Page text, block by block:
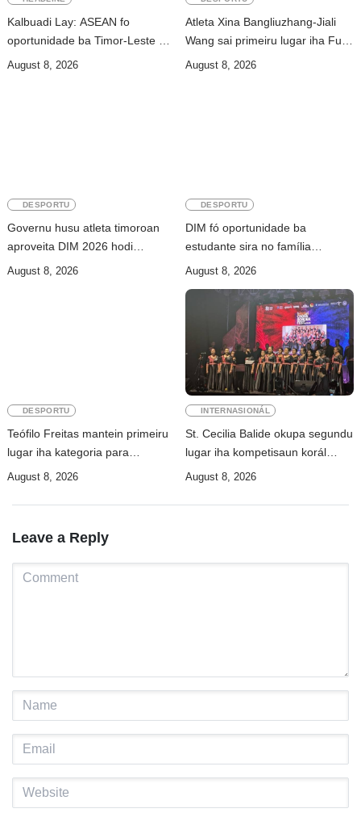
Kalbuadi Lay: ASEAN fo
oportunidade ba Timor-Leste atu
aselera transforma ekonomia
August 8, 2026
Atleta Xina Bangliuzhang-Jiali
Wang sai primeiru lugar iha Full
Maratona 42Km
August 8, 2026
DESPORTU
Governu husu atleta timoroan
aproveita DIM 2026 hodi
dezenvolve kapasidade
August 8, 2026
DESPORTU
DIM fó oportunidade ba
estudante sira no família
partisipa iha ambiente saudável
August 8, 2026
DESPORTU
Teófilo Freitas mantein primeiru
lugar iha kategoria para
atletizmu 10Km iha DIM
August 8, 2026
INTERNASIONÁL
St. Cecilia Balide okupa segundu
lugar iha kompetisaun korál
Cross Border Fest 2026 iha
August 8, 2026
Leave a Reply